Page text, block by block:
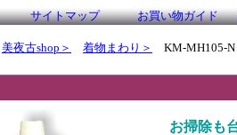
サイトマップ お買い物ガイド
美夜古shop＞ 着物まわり＞ KM-MH105-N
お掃除も